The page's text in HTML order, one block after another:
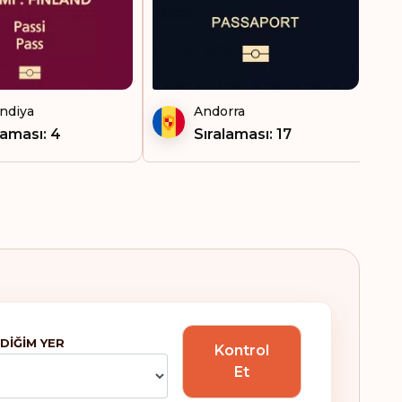
4
Andorra
Sıralaması: 17
YER
Kontrol
Et